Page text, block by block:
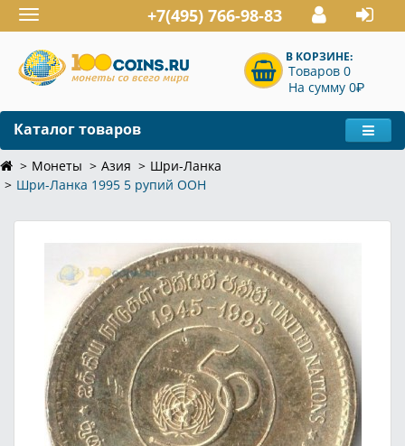
Toggle
navigation
+7(495) 766-98-83
В КОРЗИНЕ:
Товаров 0
На сумму 0P
Каталог товаров
Монеты Азия
Шри-Ланка
Шри-Ланка 1995 5 рупий ООН